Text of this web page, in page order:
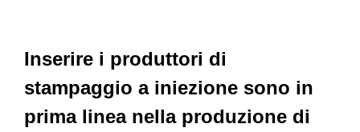
Inserire i produttori di
stampaggio a iniezione sono in
prima linea nella produzione di